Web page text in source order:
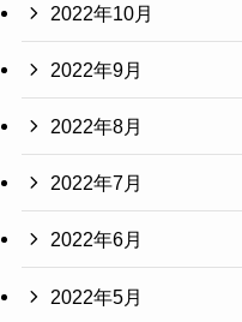
2022年10月
2022年9月
2022年8月
2022年7月
2022年6月
2022年5月